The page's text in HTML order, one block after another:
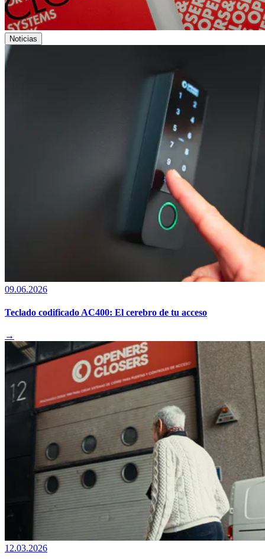
Noticias
09.06.2026
Teclado codificado AC400: El cerebro de tu acceso
→
12.03.2026